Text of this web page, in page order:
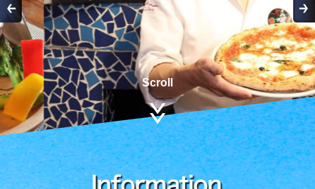
Scroll